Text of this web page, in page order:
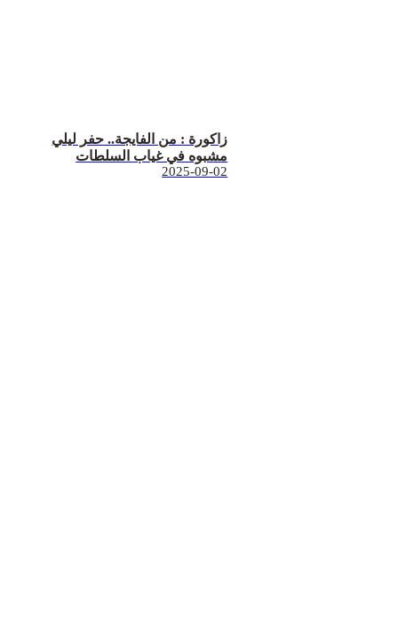
زاكورة : من الفايجة.. حفر ليلي
مشبوه في غياب السلطات
2025-09-02